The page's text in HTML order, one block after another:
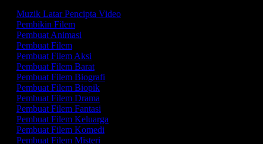
Muzik Latar Pencipta Video
Pembikin Filem
Pembuat Animasi
Pembuat Filem
Pembuat Filem Aksi
Pembuat Filem Barat
Pembuat Filem Biografi
Pembuat Filem Biopik
Pembuat Filem Drama
Pembuat Filem Fantasi
Pembuat Filem Keluarga
Pembuat Filem Komedi
Pembuat Filem Misteri